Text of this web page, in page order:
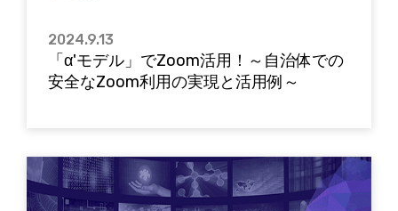
2024.9.13
「α'モデル」でZoom活用！～自治体での
安全なZoom利用の実現と活用例～